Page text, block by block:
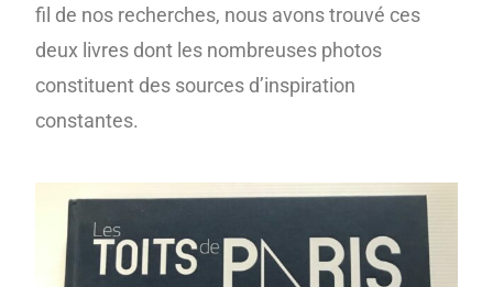
fil de nos recherches, nous avons trouvé ces
deux livres dont les nombreuses photos
constituent des sources d’inspiration
constantes.